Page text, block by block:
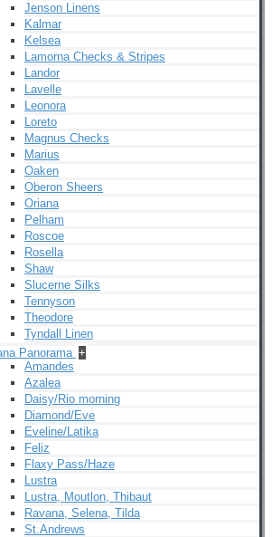
Jenson Linens
Kalmar
Kelsea
Lamorna Checks & Stripes
Landor
Lavelle
Leonora
Loreto
Magnus Checks
Marius
Oaken
Oberon Sheers
Oriana
Pelham
Roscoe
Rosella
Shaw
Slucerne Silks
Tennyson
Theodore
Tyndall Linen
Panorama +
Amandes
Azalea
Daisy/Rio morning
Diamond/Eve
Eveline/Latika
Feliz
Flaxy Pass/Haze
Lustra
Lustra, Moutlon, Thibaut
Ravana, Selena, Tilda
St.Andrews